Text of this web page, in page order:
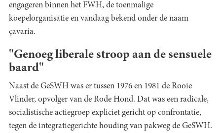
engageren binnen het FWH, de toenmalige
koepelorganisatie en vandaag bekend onder de naam
çavaria.
"Genoeg liberale stroop aan de sensuele
baard"
Naast de GeSWH was er tussen 1976 en 1981 de Rooie
Vlinder, opvolger van de Rode Hond. Dat was een radicale,
socialistische actiegroep expliciet gericht op confrontatie,
tegen de integratiegerichte houding van pakweg de GeSWH.